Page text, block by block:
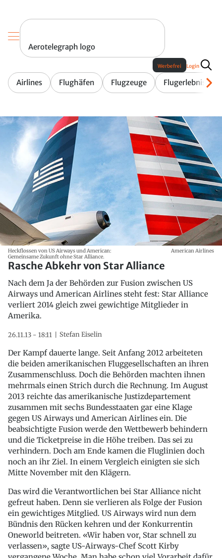
Aerotelegraph logo
Airlines Flughäfen Flugzeuge Flugerlebnis
Werbefrei Login
Heckflossen von US Airways und American:
Gemeinsame Zukunft ohne Star Alliance.
American Airlines
Rasche Abkehr von Star Alliance
Nach dem Ja der Behörden zur Fusion zwischen US
Airways und American Airlines steht fest: Star Alliance
verliert 2014 gleich zwei gewichtige Mitglieder in
Amerika.
26.11.13 - 18:11 Stefan Eiselin
Der Kampf dauerte lange. Seit Anfang 2012 arbeiteten
die beiden amerikanischen Fluggesellschaften an ihren
Zusammenschluss. Doch die Behörden machten ihnen
mehrmals einen Strich durch die Rechnung. Im August
2013 reichte das amerikanische Justizdepartement
zusammen mit sechs Bundesstaaten gar eine Klage
gegen US Airways und American Airlines ein. Die
beabsichtigte Fusion werde den Wettbewerb behindern
und die Ticketpreise in die Höhe treiben. Das sei zu
verhindern. Doch am Ende kamen die Fluglinien doch
noch an ihr Ziel. In einem Vergleich einigten sie sich
Mitte November mit den Klägern.
Das wird die Verantwortlichen bei Star Alliance nicht
gefreut haben. Denn sie verlieren als Folge der Fusion
ein gewichtiges Mitglied. US Airways wird nun dem
Bündnis den Rücken kehren und der Konkurrentin
Oneworld beitreten. «Wir haben vor, Star schnell zu
verlassen», sagte US-Airways-Chef Scott Kirby